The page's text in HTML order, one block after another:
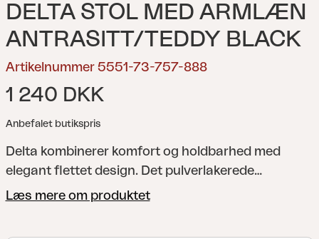
DELTA STOL MED ARMLÆN
ANTRASITT/TEDDY BLACK
Artikelnummer 5551-73-757-888
1 240 DKK
Anbefalet butikspris
Delta kombinerer komfort og holdbarhed med
elegant flettet design. Det pulverlakerede
aluminiumsstel modstår rust og korrosion, mens
Læs mere om produktet